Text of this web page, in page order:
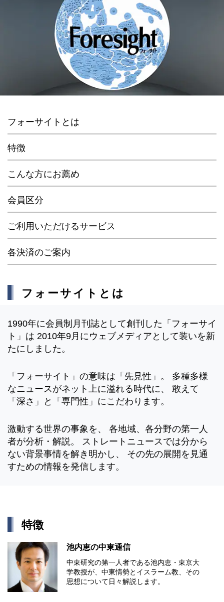
フォーサイトとは
特徴
こんな方にお薦め
会員区分
ご利用いただけるサービス
各決済のご案内
フォーサイトとは
1990年に会員制月刊誌として創刊した「フォーサイ
ト」は 2010年9月にウェブメディアとして装いを新
たにしました。
「フォーサイト」の意味は「先見性」。 多種多様
なニュースがネット上に溢れる時代に、 敢えて
「深さ」と「専門性」にこだわります。
激動する世界の事象を、 各地域、各分野の第一人
者が分析・解説。 ストレートニュースでは分から
ない背景事情を解き明かし、 その先の展開を見通
すための情報を発信します。
特徴
池内恵の中東通信
中東研究の第⼀⼈者である池内恵・東京⼤
学教授が、中東情勢とイスラーム教、その
思想について⽇々解説します。